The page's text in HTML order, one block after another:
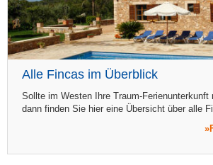
Alle Fincas im Überblick
Sollte im Westen Ihre Traum-Ferienunterkunft
dann finden Sie hier eine Übersicht über alle